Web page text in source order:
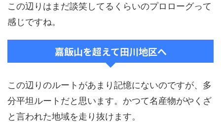
この辺りはまだ談笑してるくらいのプロローグって
感じですね。
嘉飯山を超えて田川地区へ
この辺りのルートがあまり記憶にないのですが、多
分平坦ルートだと思います。かつて名産物がやくざ
と言われた地域を走り抜けます。